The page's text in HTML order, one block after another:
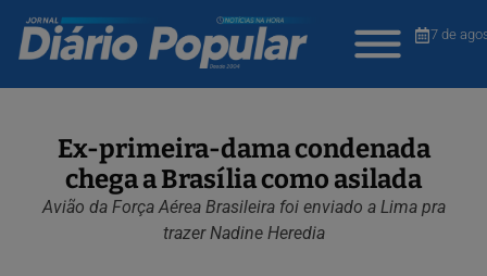
7 de
Ex-primeira-dama condenada
chega a Brasília como asilada
Avião da Força Aérea Brasileira foi enviado a Lima pra
trazer Nadine Heredia